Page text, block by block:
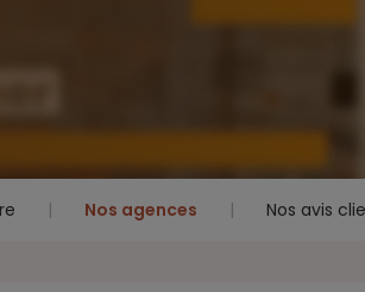
Nos agences Nos avis